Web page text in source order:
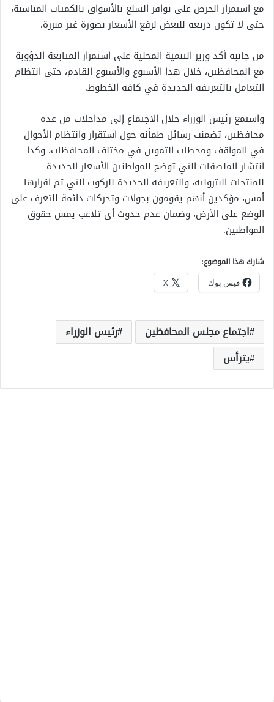
مع استمرار الحرص على توافر السلع بالأسواق بالكميات المناسبة،
حتى لا تكون ذريعة للبعض لرفع الأسعار بصورة غير مبررة.
من جانبه أكد وزير التنمية المحلية على استمرار المتابعة الدؤوبة
مع المحافظين، خلال هذا الأسبوع والأسبوع القادم، حتى انتظام
التعامل بالتعريفة الجديدة في كافة الخطوط.
واستمع رئيس الوزراء خلال الاجتماع إلى مداخلات من عدة
محافظين، تضمنت رسائل طمأنة حول استقرار وانتظام الأحوال
في المواقف ومحطات التموين في مختلف المحافظات، وكذا
انتشار الملصقات التي توضح للمواطنين الأسعار الجديدة
للمنتجات البترولية، والتعريفة الجديدة للركوب التي تم اقرارها
أمس، مؤكدين أنهم يقومون بجولات وتحركات دائمة للتعرف على
الوضع على الأرض، وضمان عدم حدوث أي تلاعب يمس حقوق
المواطنين.
شارك هذا الموضوع:
فيس بوك X
اجتماع مجلس المحافظين
رئيس الوزراء
يترأس